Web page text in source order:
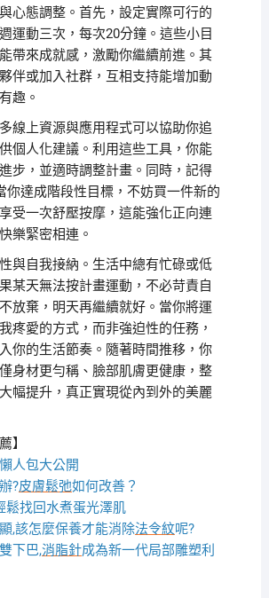
心態調整。首先，設定實際可行的
運動三次，每次20分鐘。這些小目
帶來成就感，激勵你繼續前進。其
伴或加入社群，互相支持能增加動
趣。
線上資源與應用程式可以協助你追
個人化建議。利用這些工具，你能
步，並適時調整計畫。同時，記得
達成階段性目標，不妨買一件新的
受一次舒壓按摩，這能強化正向連
樂緊密相連。
與自我接納。生活中總有忙碌或低
某天無法按計畫運動，不必苛責自
放棄，明天再繼續就好。當你將運
疼愛的方式，而非強迫性的任務，
你的生活節奏。隨著時間推移，你
身材更勻稱、臉部肌膚更健康，整
幅提升，真正實現從內到外的美麗
】
人包大公開
?皮膚鬆弛如何改善？
鬆找回水煮蛋光澤肌
,該怎麼保養才能消除法令紋呢?
下巴,消脂針成為新一代局部雕塑利